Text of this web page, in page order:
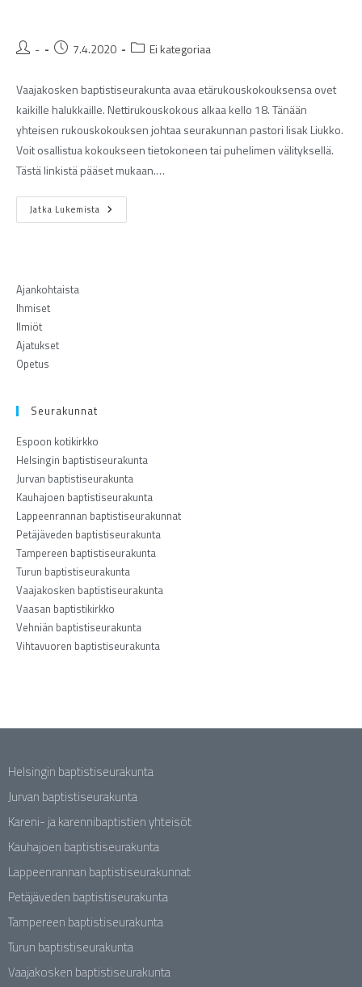
- 7.4.2020 Ei kategoriaa
Vaajakosken baptistiseurakunta avaa etärukouskokouksensa ovet
kaikille halukkaille. Nettirukouskokous alkaa kello 18. Tänään
yhteisen rukouskokouksen johtaa seurakunnan pastori Iisak Liukko.
Voit osallistua kokoukseen tietokoneen tai puhelimen välityksellä.
Tästä linkistä pääset mukaan.…
Jatka Lukemista
Ajankohtaista
Ihmiset
Ilmiöt
Ajatukset
Opetus
Seurakunnat
Espoon kotikirkko
Helsingin baptistiseurakunta
Jurvan baptistiseurakunta
Kauhajoen baptistiseurakunta
Lappeenrannan baptistiseurakunnat
Petäjäveden baptistiseurakunta
Tampereen baptistiseurakunta
Turun baptistiseurakunta
Vaajakosken baptistiseurakunta
Vaasan baptistikirkko
Vehniän baptistiseurakunta
Vihtavuoren baptistiseurakunta
Helsingin baptistiseurakunta
Jurvan baptistiseurakunta
Kareni- ja karennibaptistien yhteisöt
Kauhajoen baptistiseurakunta
Lappeenrannan baptistiseurakunnat
Petäjäveden baptistiseurakunta
Tampereen baptistiseurakunta
Turun baptistiseurakunta
Vaajakosken baptistiseurakunta